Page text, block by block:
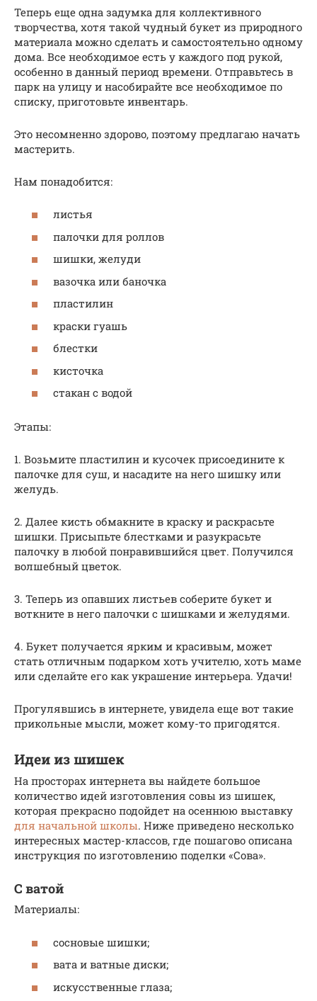
Теперь еще одна задумка для коллективного
творчества, хотя такой чудный букет из природного
материала можно сделать и самостоятельно одному
дома. Все необходимое есть у каждого под рукой,
особенно в данный период времени. Отправьтесь в
парк на улицу и насобирайте все необходимое по
списку, приготовьте инвентарь.
Это несомненно здорово, поэтому предлагаю начать
мастерить.
Нам понадобится:
листья
палочки для роллов
шишки, желуди
вазочка или баночка
пластилин
краски гуашь
блестки
кисточка
стакан с водой
Этапы:
1. Возьмите пластилин и кусочек присоедините к
палочке для суш, и насадите на него шишку или
желудь.
2. Далее кисть обмакните в краску и раскрасьте
шишки. Присыпьте блестками и разукрасьте
палочку в любой понравившийся цвет. Получился
волшебный цветок.
3. Теперь из опавших листьев соберите букет и
воткните в него палочки с шишками и желудями.
4. Букет получается ярким и красивым, может
стать отличным подарком хоть учителю, хоть маме
или сделайте его как украшение интерьера. Удачи!
Прогулявшись в интернете, увидела еще вот такие
прикольные мысли, может кому-то пригодятся.
Идеи из шишек
На просторах интернета вы найдете большое
количество идей изготовления совы из шишек,
которая прекрасно подойдет на осеннюю выставку
для начальной школы. Ниже приведено несколько
интересных мастер-классов, где пошагово описана
инструкция по изготовлению поделки «Сова».
С ватой
Материалы:
сосновые шишки;
вата и ватные диски;
искусственные глаза;